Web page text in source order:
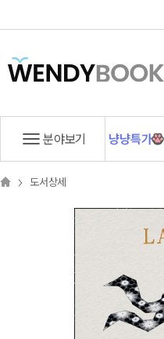
분야보기 냥냥특가
도서상세